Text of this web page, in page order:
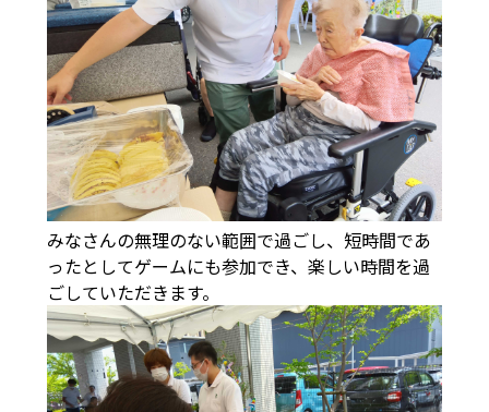
みなさんの無理のない範囲で過ごし、短時間であ
ったとしてゲームにも参加でき、楽しい時間を過
ごしていただきます。